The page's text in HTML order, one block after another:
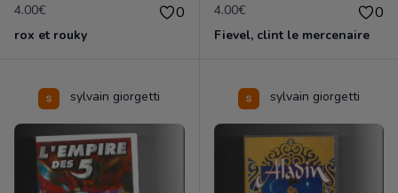
4.00€ 0
rox et rouky
4.00€ 0
Fievel, clint le mercenaire
sylvain giorgetti sylvain giorgetti